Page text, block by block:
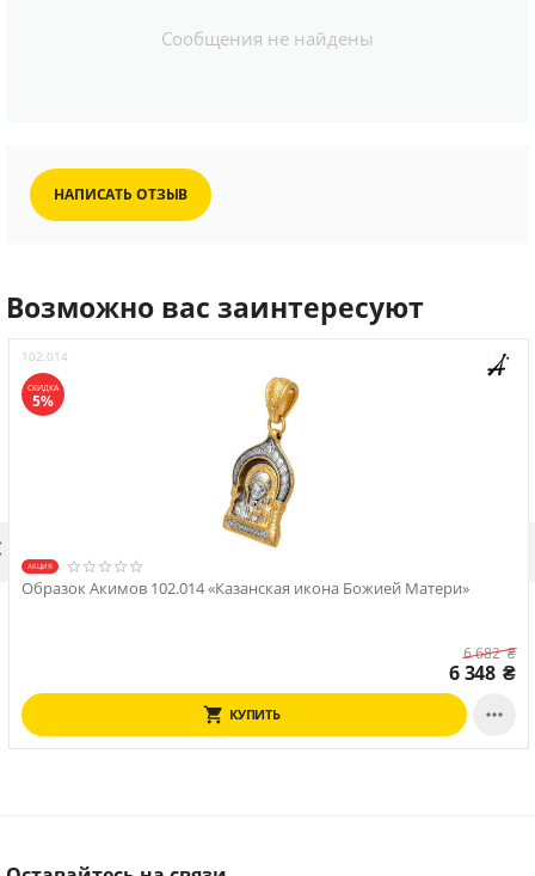
Сообщения не найдены
НАПИСАТЬ ОТЗЫВ
Возможно вас заинтересуют
102.014
СКИДКА
5%
АКЦИЯ
Образок Акимов 102.014 «Казанская икона Божией Матери»
6 682₴
6 348 ₴
КУПИТЬ 